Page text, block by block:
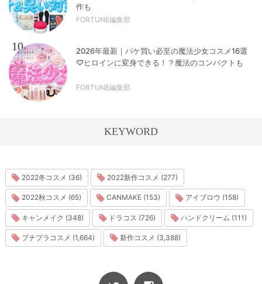
作も
FORTUNE編集部
10
2026年最新｜パケ買い必至の魔法少女コスメ16選
♡ヒロインに変身できる！？魔法のコンパクトも
FORTUNE編集部
KEYWORD
2022冬コスメ (36) 2022新作コスメ (277)
2022秋コスメ (65) CANMAKE (153) アイブロウ (158)
キャンメイク (348) ドラコス (726) ハンドクリーム (111)
プチプラコスメ (1,664) 新作コスメ (3,388)